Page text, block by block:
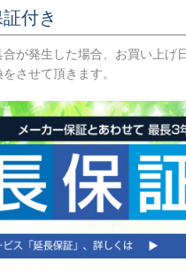
付き
が発生した場合、お買い上げ
させて頂きます。